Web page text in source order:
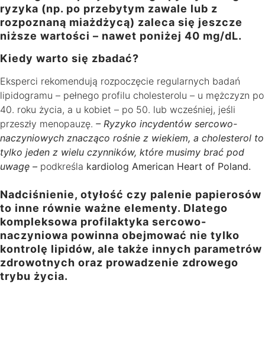
ryzyka (np. po przebytym zawale lub z
rozpoznaną miażdżycą) zaleca się jeszcze
niższe wartości – nawet poniżej 40 mg/dL.
Kiedy warto się zbadać?
Eksperci rekomendują rozpoczęcie regularnych badań
lipidogramu – pełnego profilu cholesterolu – u mężczyzn po
40. roku życia, a u kobiet – po 50. lub wcześniej, jeśli
przeszły menopauzę. – Ryzyko incydentów sercowo-
naczyniowych znacząco rośnie z wiekiem, a cholesterol to
tylko jeden z wielu czynników, które musimy brać pod
uwagę – podkreśla kardiolog American Heart of Poland.
Nadciśnienie, otyłość czy palenie papierosów
to inne równie ważne elementy. Dlatego
kompleksowa profilaktyka sercowo-
naczyniowa powinna obejmować nie tylko
kontrolę lipidów, ale także innych parametrów
zdrowotnych oraz prowadzenie zdrowego
trybu życia.